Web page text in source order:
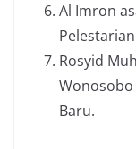
Al Imron
Rosyid
Baru.